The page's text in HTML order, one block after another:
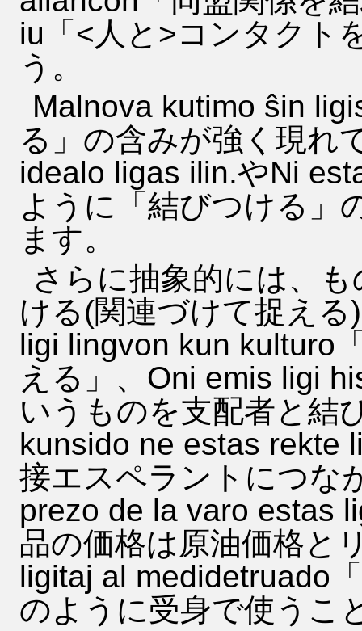
iu「<人と>コンタクト
う。
Malnova kutimo ŝin
る」の含みが強く現れ
idealo ligas ilin.やNi
ように「結びつける」
ます。
さらに抽象的には、
ける(関連づけて捉え
ligi lingvon kun kulturo
える」、Oni emis ligi
いうものを支配者と結
kunsido ne estas rekte
接エスペラントにつな
prezo de la varo estas
品の価格は原油価格と
ligitaj al medidetruado
のように受身で使うこ